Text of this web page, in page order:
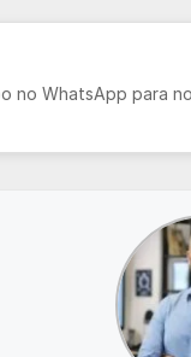
no WhatsApp para